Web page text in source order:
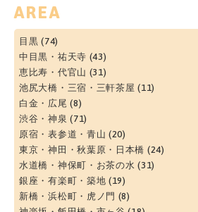
AREA
目黒 (74)
中目黒・祐天寺 (43)
恵比寿・代官山 (31)
池尻大橋・三宿・三軒茶屋 (11)
白金・広尾 (8)
渋谷・神泉 (71)
原宿・表参道・青山 (20)
東京・神田・秋葉原・日本橋 (24)
水道橋・神保町・お茶の水 (31)
銀座・有楽町・築地 (19)
新橋・浜松町・虎ノ門 (8)